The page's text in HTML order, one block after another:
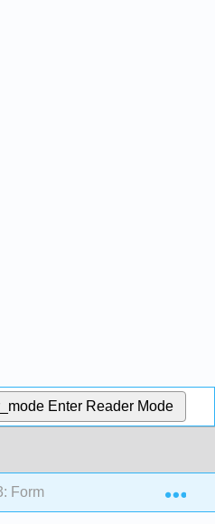
Enter Reader Mode
Formularios de Negocios